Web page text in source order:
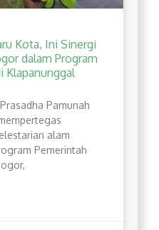
Kota, Ini Sinergi
dalam Program
Klapanunggal
Pamunah
alam
Pemerintah